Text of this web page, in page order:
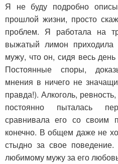
Я не буду подробно
прошлой жизни, просто
проблем. Я работала на
выжатый лимон
мужу, что он, сидя весь
Постоянные споры,
мнения в ничего не
правда!). Алкоголь,
постоянно пыталась
сравнивала его со своим
конечно. В общем даже не
стыдно за свое
любимому мужу за его